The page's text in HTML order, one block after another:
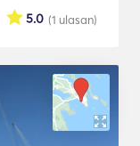
(1 ulasan)
5.0